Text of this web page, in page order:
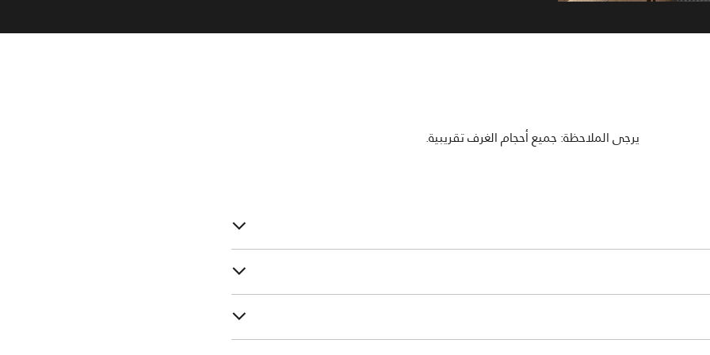
يرجى الملاحظة: جميع أحجام الغرف تقريبية.